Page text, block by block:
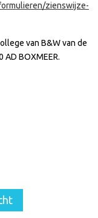
zienswijze-
van B&W van de
AD BOXMEER.